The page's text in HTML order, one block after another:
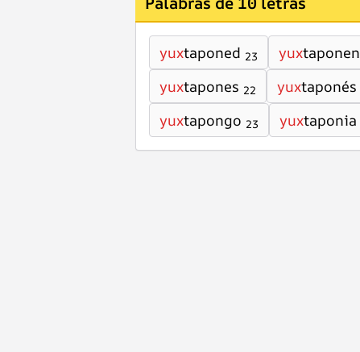
yuxtaponed 23 yuxtaponen
yuxtapones 22 yuxtaponés
yuxtapongo 23 yuxtaponia